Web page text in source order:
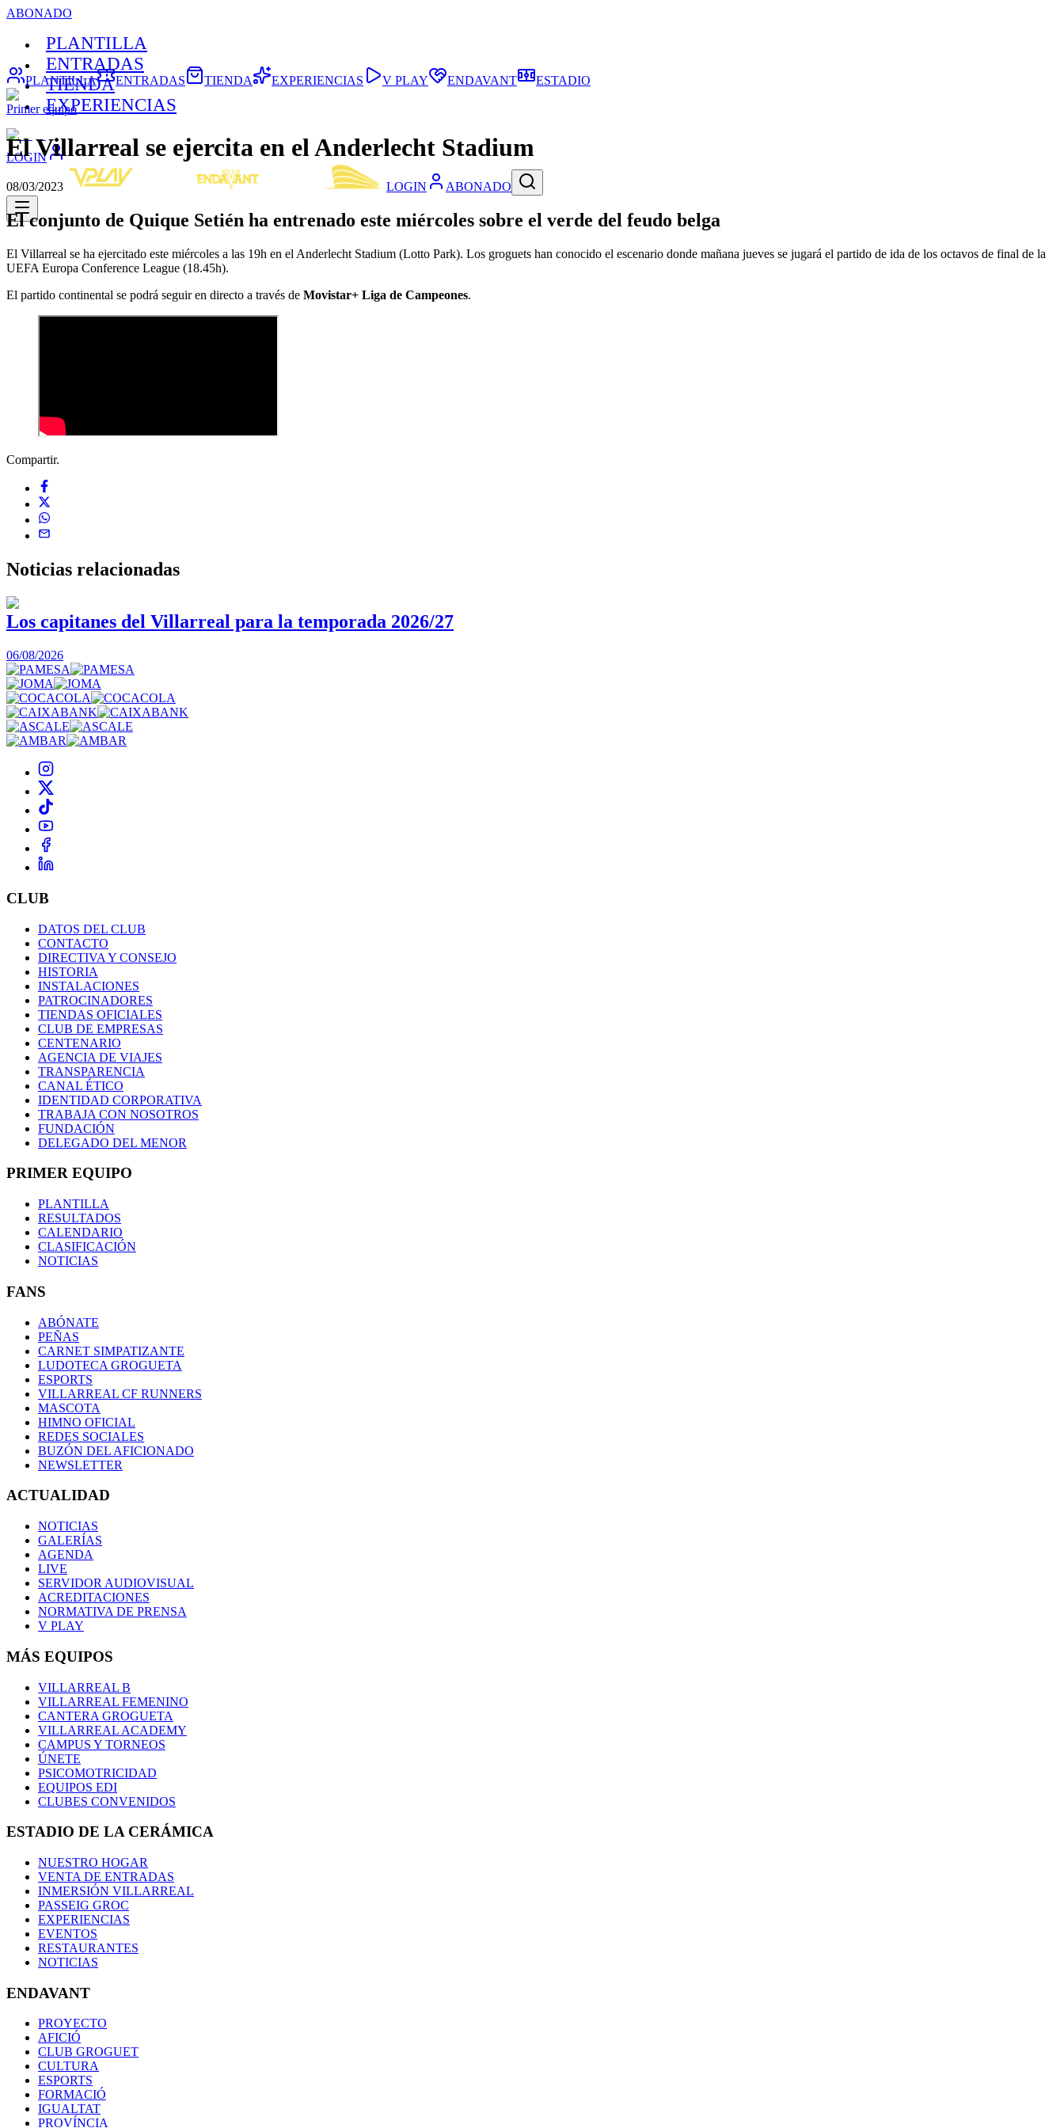
ABONADO
PLANTILLA
ENTRADAS
TIENDA
EXPERIENCIAS
LOGIN
LOGIN ABONADO
PLANTILLA ENTRADAS TIENDA EXPERIENCIAS V PLAY ENDAVANT ESTADIO
Primer equipo
El Villarreal se ejercita en el Anderlecht Stadium
08/03/2023
El conjunto de Quique Setién ha entrenado este miércoles sobre el verde del feudo belga
El Villarreal se ha ejercitado este miércoles a las 19h en el Anderlecht Stadium (Lotto Park). Los groguets han conocido el escenario donde mañana jueves se jugará el partido de ida de los octavos de final de la
UEFA Europa Conference League (18.45h).
El partido continental se podrá seguir en directo a través de Movistar+ Liga de Campeones.
Compartir.
Noticias relacionadas
Los capitanes del Villarreal para la temporada 2026/27
06/08/2026
CLUB
DATOS DEL CLUB
CONTACTO
DIRECTIVA Y CONSEJO
HISTORIA
INSTALACIONES
PATROCINADORES
TIENDAS OFICIALES
CLUB DE EMPRESAS
CENTENARIO
AGENCIA DE VIAJES
TRANSPARENCIA
CANAL ÉTICO
IDENTIDAD CORPORATIVA
TRABAJA CON NOSOTROS
FUNDACIÓN
DELEGADO DEL MENOR
PRIMER EQUIPO
PLANTILLA
RESULTADOS
CALENDARIO
CLASIFICACIÓN
NOTICIAS
FANS
ABÓNATE
PEÑAS
CARNET SIMPATIZANTE
LUDOTECA GROGUETA
ESPORTS
VILLARREAL CF RUNNERS
MASCOTA
HIMNO OFICIAL
REDES SOCIALES
BUZÓN DEL AFICIONADO
NEWSLETTER
ACTUALIDAD
NOTICIAS
GALERÍAS
AGENDA
LIVE
SERVIDOR AUDIOVISUAL
ACREDITACIONES
NORMATIVA DE PRENSA
V PLAY
MÁS EQUIPOS
VILLARREAL B
VILLARREAL FEMENINO
CANTERA GROGUETA
VILLARREAL ACADEMY
CAMPUS Y TORNEOS
ÚNETE
PSICOMOTRICIDAD
EQUIPOS EDI
CLUBES CONVENIDOS
ESTADIO DE LA CERÁMICA
NUESTRO HOGAR
VENTA DE ENTRADAS
INMERSIÓN VILLARREAL
PASSEIG GROC
EXPERIENCIAS
EVENTOS
RESTAURANTES
NOTICIAS
ENDAVANT
PROYECTO
AFICIÓ
CLUB GROGUET
CULTURA
ESPORTS
FORMACIÓ
IGUALTAT
PROVÍNCIA